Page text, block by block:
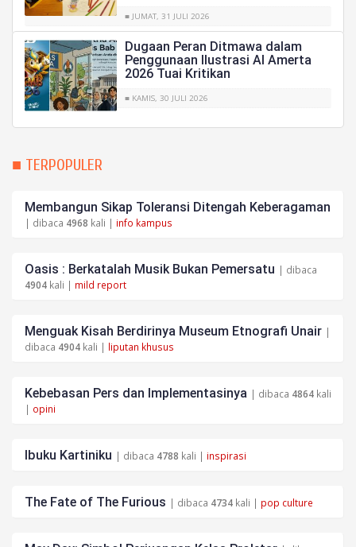
■ JUMAT, 31 JULI 2026
Dugaan Peran Ditmawa dalam
Penggunaan Ilustrasi AI Amerta
2026 Tuai Kritikan
■ KAMIS, 30 JULI 2026
■ TERPOPULER
Membangun Sikap Toleransi Ditengah Keberagaman
| dibaca 4968 kali | info kampus
Oasis : Berkatalah Musik Bukan Pemersatu | dibaca
4904 kali | mild report
Menguak Kisah Berdirinya Museum Etnografi Unair |
dibaca 4904 kali | liputan khusus
Kebebasan Pers dan Implementasinya | dibaca 4864 kali
| opini
Ibuku Kartiniku | dibaca 4788 kali | inspirasi
The Fate of The Furious | dibaca 4734 kali | pop culture